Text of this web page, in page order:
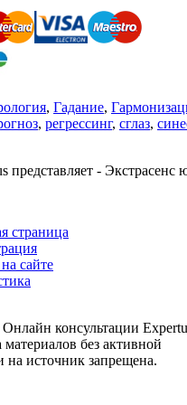
, Гадание,
, регрессинг, сглаз,
представляет - Экстрасенс
страница
сайте
консультации
материалов без активной
на источник запрещена.